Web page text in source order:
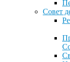
Совет